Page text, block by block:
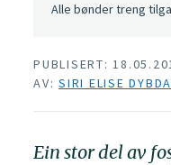
Alle bønder treng
PUBLISERT:
AV: SIRI ELISE
Ein stor del av